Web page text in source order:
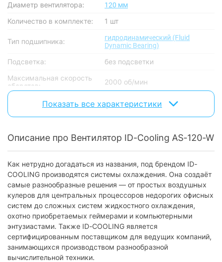
Диаметр вентилятора: 120 мм
Количество в комплекте: 1 шт
Тип подшипника:
гидродинамический (Fluid
Dynamic Bearing)
Подсветка:
без подсветки
Максимальная скорость
оборотов:
2000 об/мин
Воздушный поток:
58 CFM
Уровень шума:
27.2 дБ
Питание
Номинальное напряжение: 12 В
Потребляемая мощность:
1.2 Вт
Номинальный ток:
0.1 A
Особенности
Регулирование оборотов: есть
Показать все характеристики
Описание про Вентилятор ID-Cooling AS-120-W
Как нетрудно догадаться из названия, под брендом ID-
COOLING производятся системы охлаждения. Она создаёт
самые разнообразные решения — от простых воздушных
кулеров для центральных процессоров недорогих офисных
систем до сложных систем жидкостного охлаждения,
охотно приобретаемых геймерами и компьютерными
энтузиастами. Также ID-COOLING является
сертифицированным поставщиком для ведущих компаний,
занимающихся производством разнообразной
вычислительной техники.